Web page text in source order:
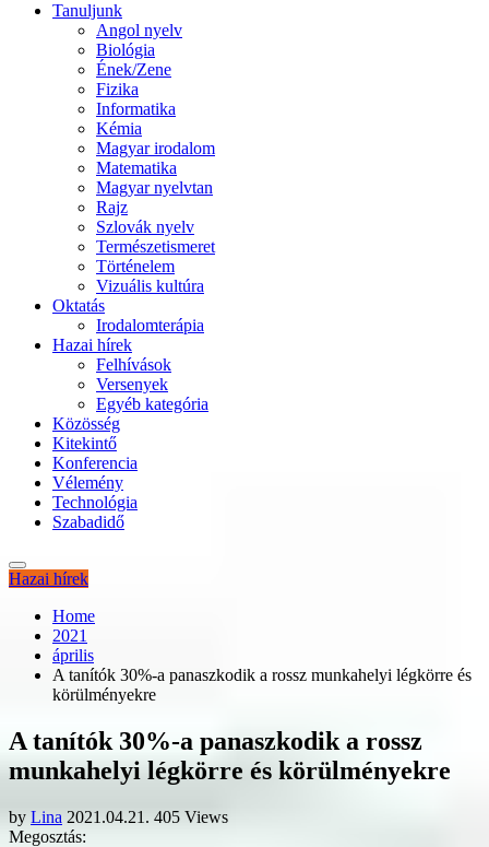
Tanuljunk
Angol nyelv
Biológia
Ének/Zene
Fizika
Informatika
Kémia
Magyar irodalom
Matematika
Magyar nyelvtan
Rajz
Szlovák nyelv
Természetismeret
Történelem
Vizuális kultúra
Oktatás
Irodalomterápia
Hazai hírek
Felhívások
Versenyek
Egyéb kategória
Közösség
Kitekintő
Konferencia
Vélemény
Technológia
Szabadidő
Hazai hírek
Home
2021
április
A tanítók 30%-a panaszkodik a rossz munkahelyi légkörre és
körülményekre
A tanítók 30%-a panaszkodik a rossz
munkahelyi légkörre és körülményekre
by Lina 2021.04.21. 405 Views
Megosztás: